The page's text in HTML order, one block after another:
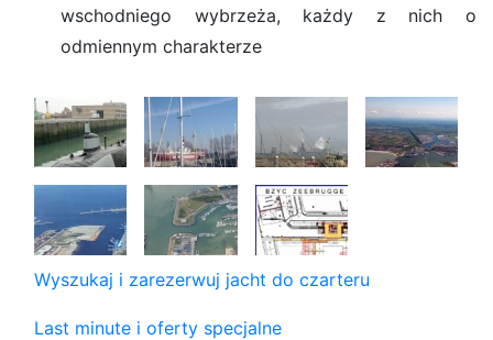
wschodniego wybrzeża, każdy z nich o
odmiennym charakterze
Wyszukaj i zarezerwuj jacht do czarteru
Last minute i oferty specjalne